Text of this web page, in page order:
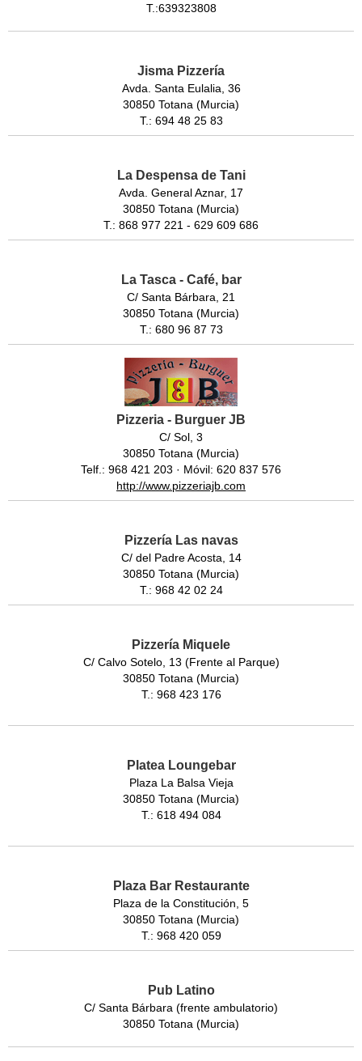
T.:639323808
Jisma Pizzería
Avda. Santa Eulalia, 36
30850 Totana (Murcia)
T.: 694 48 25 83
La Despensa de Tani
Avda. General Aznar, 17
30850 Totana (Murcia)
T.: 868 977 221 - 629 609 686
La Tasca - Café, bar
C/ Santa Bárbara, 21
30850 Totana (Murcia)
T.: 680 96 87 73
Pizzeria - Burguer JB
C/ Sol, 3
30850 Totana (Murcia)
Telf.: 968 421 203 · Móvil: 620 837 576
http://www.pizzeriajb.com
Pizzería Las navas
C/ del Padre Acosta, 14
30850 Totana (Murcia)
T.: 968 42 02 24
Pizzería Miquele
C/ Calvo Sotelo, 13 (Frente al Parque)
30850 Totana (Murcia)
T.: 968 423 176
Platea Loungebar
Plaza La Balsa Vieja
30850 Totana (Murcia)
T.: 618 494 084
Plaza Bar Restaurante
Plaza de la Constitución, 5
30850 Totana (Murcia)
T.: 968 420 059
Pub Latino
C/ Santa Bárbara (frente ambulatorio)
30850 Totana (Murcia)